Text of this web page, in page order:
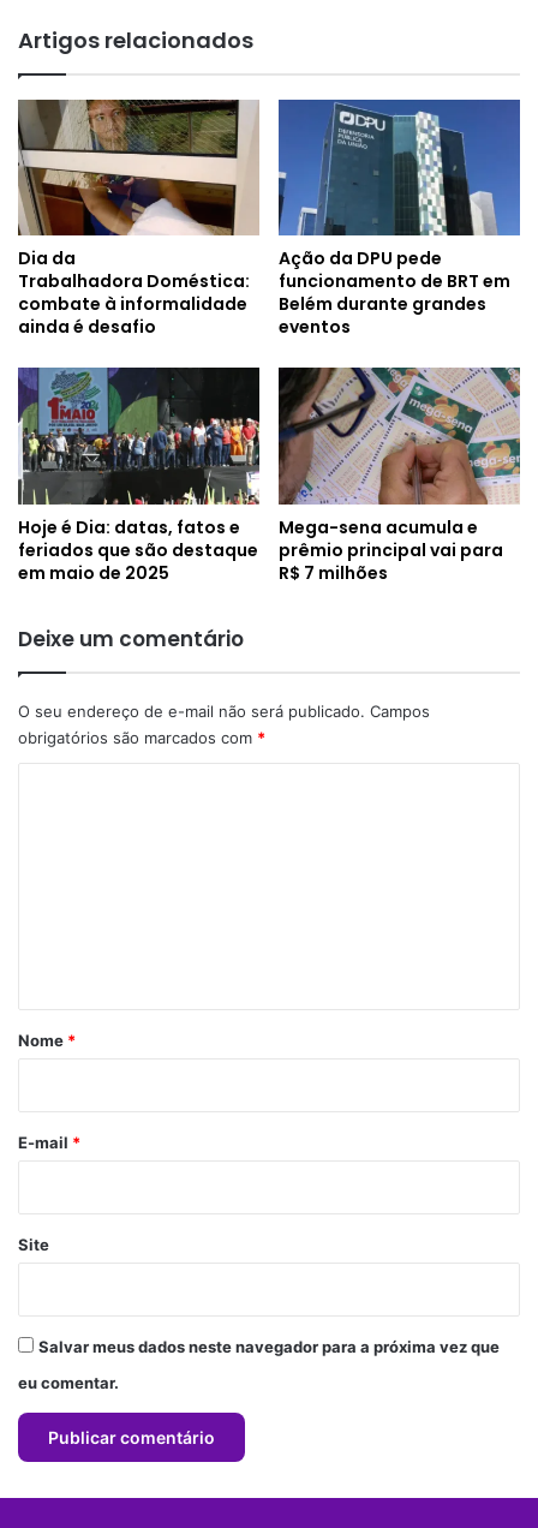
Artigos relacionados
Dia da
Trabalhadora Doméstica:
combate à informalidade
ainda é desafio
Ação da DPU pede
funcionamento de BRT em
Belém durante grandes
eventos
Hoje é Dia: datas, fatos e
feriados que são destaque
em maio de 2025
Mega-sena acumula e
prêmio principal vai para
R$ 7 milhões
Deixe um comentário
O seu endereço de e-mail não será publicado. Campos
obrigatórios são marcados com *
r
*
Nome *
E-mail *
Site
Salvar meus dados neste navegador para a próxima vez que
eu comentar.